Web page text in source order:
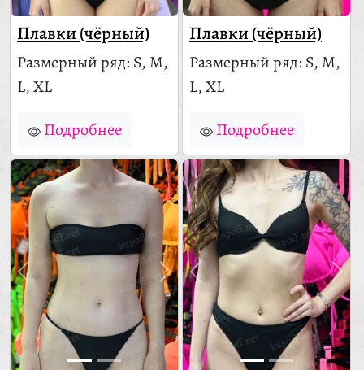
Плавки (чёрный)
Размерный ряд: S, M,
L, XL
Подробнее
Плавки (чёрный)
Размерный ряд: S, M,
L, XL
Подробнее